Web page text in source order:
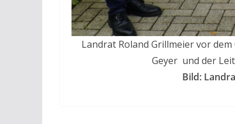
Landrat Roland Grillmeier vor
Geyer und der
Bild: